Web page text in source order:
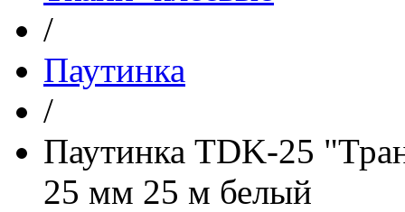
/
Паутинка
/
Паутинка TDK-25
25 мм 25 м белый